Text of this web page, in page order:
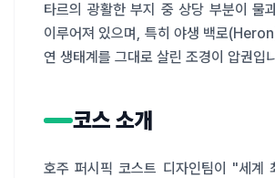
타르의 광활한 부지 중 상당 부분이 물
이루어져 있으며, 특히 야생 백로
연 생태계를 그대로 살린 조경이 압권입
코스 소개
호주 퍼시픽 코스트 디자인팀이 "세계